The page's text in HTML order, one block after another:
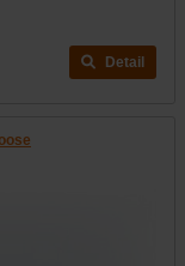
Detail